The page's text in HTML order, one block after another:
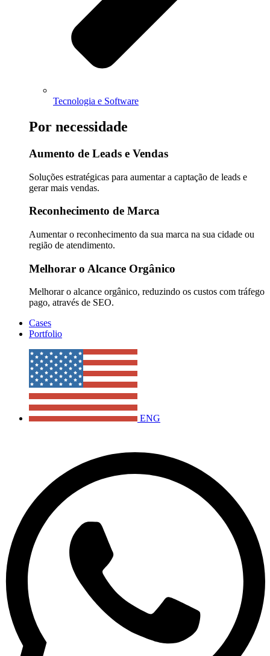
Tecnologia e Software
Por necessidade
Aumento de Leads e Vendas
Soluções estratégicas para aumentar a captação de leads e
gerar mais vendas.
Reconhecimento de Marca
Aumentar o reconhecimento da sua marca na sua cidade ou
região de atendimento.
Melhorar o Alcance Orgânico
Melhorar o alcance orgânico, reduzindo os custos com tráfego
pago, através de SEO.
Cases
Portfolio
ENG